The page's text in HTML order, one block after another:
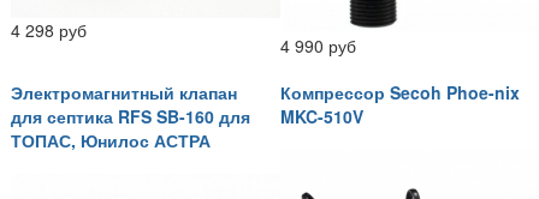
4 298 руб
4 990 руб
Электромагнитный клапан
для септика RFS SB-160 для
ТОПАС, Юнилос АСТРА
Компрессор Secoh Phoe-nix
MKC-510V